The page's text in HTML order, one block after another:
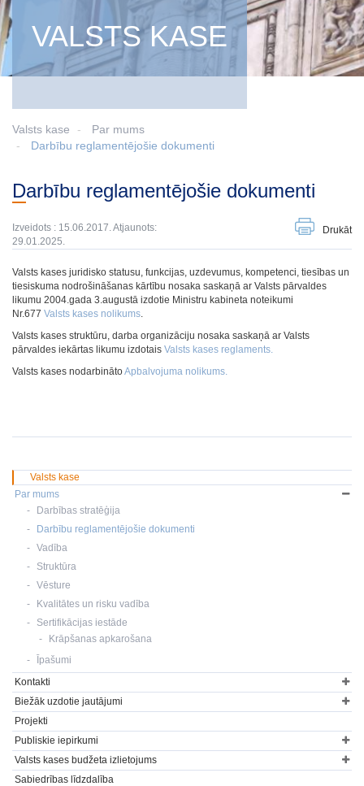
VALSTS KASE
Valsts kase
Par mums
Darbību reglamentējošie dokumenti
Darbību reglamentējošie dokumenti
Izveidots : 15.06.2017. Atjaunots:
29.01.2025.
Drukāt
Valsts kases juridisko statusu, funkcijas, uzdevumus, kompetenci, tiesības un
tiesiskuma nodrošināšanas kārtību nosaka saskaņā ar Valsts pārvaldes
likumu 2004.gada 3.augustā izdotie Ministru kabineta noteikumi
Nr.677 Valsts kases nolikums.
Valsts kases struktūru, darba organizāciju nosaka saskaņā ar Valsts
pārvaldes iekārtas likumu izdotais Valsts kases reglaments.
Valsts kases nodarbinātoApbalvojuma nolikums.
Valsts kase
Par mums
Darbības stratēģija
Darbību reglamentējošie dokumenti
Vadība
Struktūra
Vēsture
Kvalitātes un risku vadība
Sertifikācijas iestāde
Krāpšanas apkarošana
Īpašumi
Kontakti
Biežāk uzdotie jautājumi
Projekti
Publiskie iepirkumi
Valsts kases budžeta izlietojums
Sabiedrības līdzdalība